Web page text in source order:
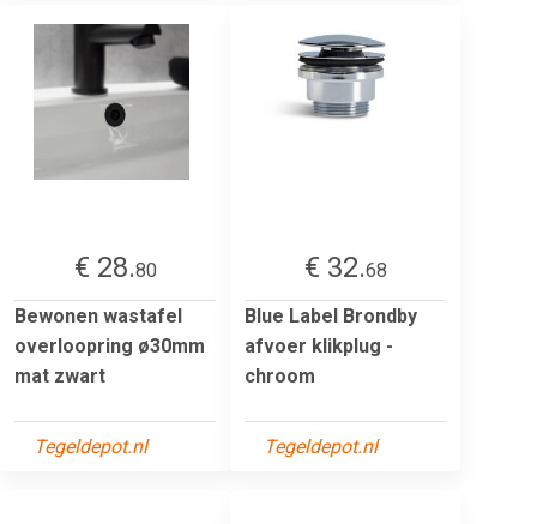
€ 28.80
Bewonen wastafel
overloopring ø30mm
mat zwart
Tegeldepot.nl
€ 32.68
Blue Label Brondby
afvoer klikplug -
chroom
Tegeldepot.nl